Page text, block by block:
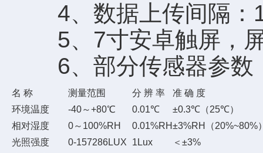
4、数据上传间隔：1
5、7寸安卓触屏，屏
6、部分传感器参数
名 称 测量范围 分 辨 率
准 确 度
环境温度
-40～+80℃ 0.01℃
±0.3℃（25℃）
相对湿度
0～100%RH 0.01%RH±3%RH（20%~80%
光照强度
0-157286LUX 1Lux
＜±3%